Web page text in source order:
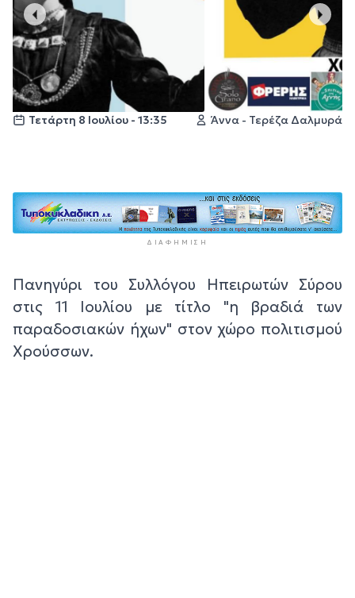
Τετάρτη 8 Ιουλίου - 13:35 Άννα - Τερέζα Δαλμυρά
ΔΙΑΦΉΜΙΣΗ
Πανηγύρι του Συλλόγου Ηπειρωτών Σύρου
στις 11 Ιουλίου με τίτλο "η βραδιά των
παραδοσιακών ήχων" στον χώρο πολιτισμού
Χρούσσων.